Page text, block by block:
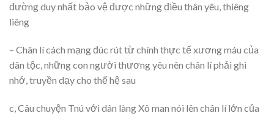
đường duy nhất bảo vệ được những điều thân yêu, thiêng
liêng
– Chân lí cách mạng đúc rút từ chính thực tế xương máu của
dân tộc, những con người thương yêu nên chân lí phải ghi
nhớ, truyền dạy cho thế hệ sau
c, Câu chuyện Tnú với dân làng Xô man nói lên chân lí lớn của